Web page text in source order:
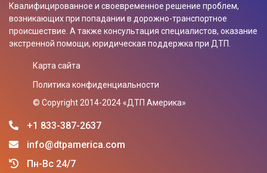
Квалифицированное и своевременное решение проблем,
возникающих при попадании в дорожно-транспортное
происшествие. А также консультация специалистов, оказание
экстренной помощи, юридическая поддержка при ДТП.
Карта сайта
Политика конфиденциальности
© Сopyright 2014-2024 «ДТП Америка»
+1 833-387-2637
info@dtpamerica.com
Пн-Вс 24/7